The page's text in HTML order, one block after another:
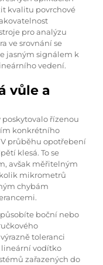
kvalitu povrchové
pro analýzu
ve srovnání se
jasným signálem k
vedení.
vůle a
poskytovalo řízenou
konkrétního
průběhu opotřebení
klesá. To se
avšak měřitelným
mikrometrů
chybám
boční nebo
toleranci
lineární vodítko
zařazených do